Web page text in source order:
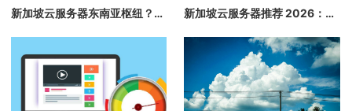
新加坡云服务器东南亚枢纽？2026 年最适合东南亚的新加坡云服务器，外贸必看 新加坡云服务器推荐 2026：东南亚枢纽、带宽充足、价格低的新加坡云主机推荐